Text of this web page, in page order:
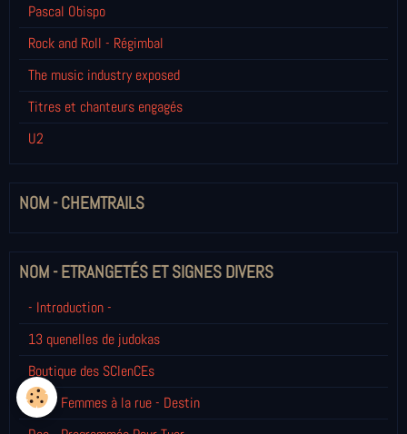
Pascal Obispo
Rock and Roll - Régimbal
The music industry exposed
Titres et chanteurs engagés
U2
NOM - CHEMTRAILS
NOM - ETRANGETÉS ET SIGNES DIVERS
- Introduction -
13 quenelles de judokas
Boutique des SCIenCEs
Doc - Femmes à la rue - Destin